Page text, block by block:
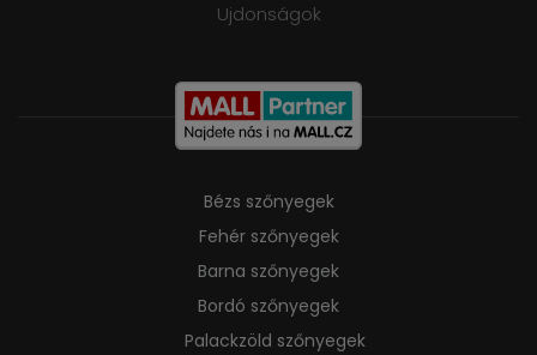
Ujdonságok
Bézs szőnyegek
Fehér szőnyegek
Barna szőnyegek
Bordó szőnyegek
Palackzöld szőnyegek